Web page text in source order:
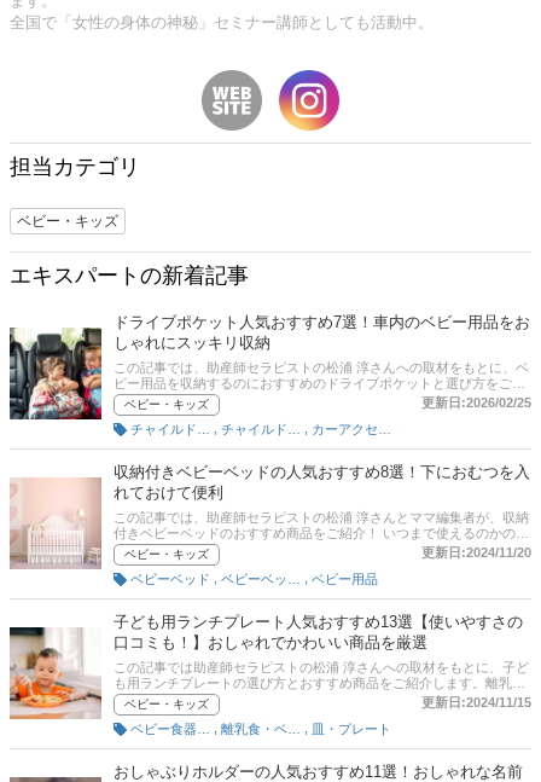
全国で「女性の身体の神秘」セミナー講師としても活動中。
担当カテゴリ
ベビー・キッズ
エキスパートの新着記事
ドライブポケット人気おすすめ7選！車内のベビー用品をお
しゃれにスッキリ収納
この記事では、助産師セラピストの松浦 淳さんへの取材をもとに、ベ
ビー用品を収納するのにおすすめのドライブポケットと選び方をご紹
介します。赤ちゃんとのドライブに便利なベビー用品ドライブポケッ
ト。シートバックポケットやシートポケットと呼ばれることもあり、
助手席や運転席の後ろに取りつけて、ティッシュやおもちゃ、着替え
などの必需品をまとめて収納できます。取り出しもスムーズ！ ひとつ
あると便利ですよ。
ベビー・キッズ
更新日:2026/02/25
収納付きベビーベッドの人気おすすめ8選！下におむつを入
れておけて便利
この記事では、助産師セラピストの松浦 淳さんとママ編集者が、収納
付きベビーベッドのおすすめ商品をご紹介！ いつまで使えるのかの疑
問も解消。キャスターつきで掃除がしやすいものや、成長に合わせて
高さ調節ができるものなど便利な商品をピックアップ！助産師が選ぶ
おすすめランキングも参考にして、安全で使いやすい商品を選んでく
ださいね。通販サイトの最新人気ランキングのリンクもあるので、売
れ筋や口コミとあわせてチェックしてみてください。
ベビー・キッズ
更新日:2024/11/20
ベビーベッド
ベビー用品
子ども用ランチプレート人気おすすめ13選【使いやすさの
口コミも！】おしゃれでかわいい商品を厳選
この記事では助産師セラピストの松浦 淳さんへの取材をもとに、子ど
も用ランチプレートの選び方とおすすめ商品をご紹介します。離乳食
がスタートする5～6カ月ごろから毎日使用する赤ちゃん・子ども用の
食器。1食の品数が増えていくと、便利なのがランチプレートです。1
枚に食事のすべてを盛りつけることができ、後片づけもらく。素材や
種類も豊富です。記事後半には通販サイトの最新人気ランキングのリ
ンクがあるので、売れ筋や口コミも確認してみて。
ベビー・キッズ
更新日:2024/11/15
皿・プレート
おしゃぶりホルダーの人気おすすめ11選！おしゃれな名前